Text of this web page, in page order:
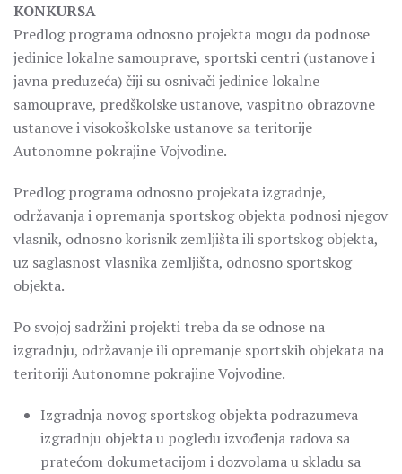
KONKURSA
Predlog programa odnosno projekta mogu da podnose
jedinice lokalne samouprave, sportski centri (ustanove i
javna preduzeća) čiji su osnivači jedinice lokalne
samouprave, predškolske ustanove, vaspitno obrazovne
ustanove i visokoškolske ustanove sa teritorije
Autonomne pokrajine Vojvodine.
Predlog programa odnosno projekata izgradnje,
održavanja i opremanja sportskog objekta podnosi njegov
vlasnik, odnosno korisnik zemljišta ili sportskog objekta,
uz saglasnost vlasnika zemljišta, odnosno sportskog
objekta.
Po svojoj sadržini projekti treba da se odnose na
izgradnju, održavanje ili opremanje sportskih objekata na
teritoriji Autonomne pokrajine Vojvodine.
Izgradnja novog sportskog objekta podrazumeva
izgradnju objekta u pogledu izvođenja radova sa
pratećom dokumetacijom i dozvolama u skladu sa